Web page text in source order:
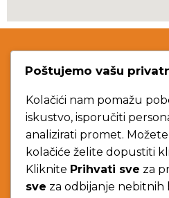
Contact Us
+385 97 7777 808
Poštujemo vašu
Kolačići nam pomažu
iskustvo, isporučiti
analizirati promet.
kolačiće želite dopustiti
Kliknite Prihvati sve za
sve za odbijanje nebitnih